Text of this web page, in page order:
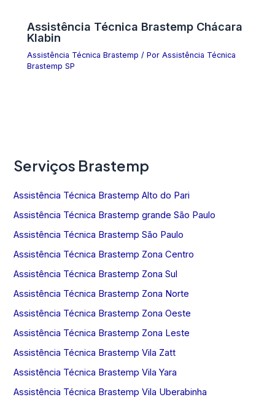
Assistência Técnica Brastemp Chácara
Klabin
Assistência Técnica Brastemp / PorAssistência Técnica
Brastemp SP
Serviços Brastemp
Assistência Técnica Brastemp Alto do Pari
Assistência Técnica Brastemp grande São Paulo
Assistência Técnica Brastemp São Paulo
Assistência Técnica Brastemp Zona Centro
Assistência Técnica Brastemp Zona Sul
Assistência Técnica Brastemp Zona Norte
Assistência Técnica Brastemp Zona Oeste
Assistência Técnica Brastemp Zona Leste
Assistência Técnica Brastemp Vila Zatt
Assistência Técnica Brastemp Vila Yara
Assistência Técnica Brastemp Vila Uberabinha